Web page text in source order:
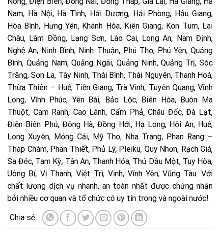
Nam, Hà Nội, Hà Tĩnh, Hải Dương, Hải Phòng, Hậu Giang,
Hòa Bình, Hưng Yên, Khánh Hòa, Kiên Giang, Kon Tum, Lai
Châu, Lâm Đồng, Lạng Sơn, Lào Cai, Long An, Nam Định,
Nghệ An, Ninh Bình, Ninh Thuận, Phú Thọ, Phú Yên, Quảng
Bình, Quảng Nam, Quảng Ngãi, Quảng Ninh, Quảng Trị, Sóc
Trăng, Sơn La, Tây Ninh, Thái Bình, Thái Nguyên, Thanh Hoá,
Thừa Thiên – Huế, Tiền Giang, Trà Vinh, Tuyên Quang, Vĩnh
Long, Vĩnh Phúc, Yên Bái, Bảo Lộc, Biên Hòa, Buôn Ma
Thuột, Cam Ranh, Cao Lãnh, Cẩm Phả, Châu Đốc, Đà Lạt,
Điện Biên Phủ, Đông Hà, Đồng Hới, Hạ Long, Hội An, Huế,
Long Xuyên, Móng Cái, Mỹ Tho, Nha Trang, Phan Rang –
Tháp Chàm, Phan Thiết, Phủ Lý, Pleiku, Quy Nhơn, Rạch Giá,
Sa Đéc, Tam Kỳ, Tân An, Thanh Hóa, Thủ Dầu Một, Tuy Hòa,
Uông Bí, Vị Thanh, Việt Trì, Vinh, Vĩnh Yên, Vũng Tàu. Với
chất lượng dịch vụ nhanh, an toàn nhất được chứng nhận
bởi nhiều cơ quan và tổ chức có uy tín trong và ngoài nước!